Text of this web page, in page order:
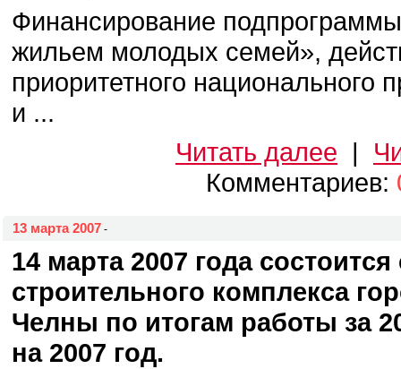
Финансирование
жильем молодых семей»,
приоритетного национального
и ...
Читать далее |
Комментариев:
13 марта 2007 -
14 марта 2007 года
строительного комплекса
Челны по итогам работы за
на 2007 год.